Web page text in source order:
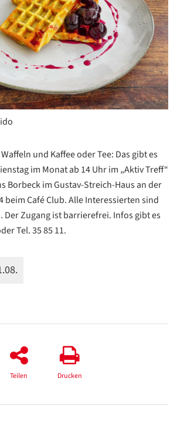
und Kaffee oder Tee: Das gibt es
im Monat ab 14 Uhr im „Aktiv Treff“
Borbeck im Gustav-Streich-Haus an der
beim Café Club. Alle Interessierten sind
Der Zugang ist barrierefrei. Infos gibt es
Tel. 35 85 11.
Teilen Drucken